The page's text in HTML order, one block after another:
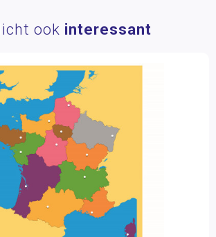
ook interessant